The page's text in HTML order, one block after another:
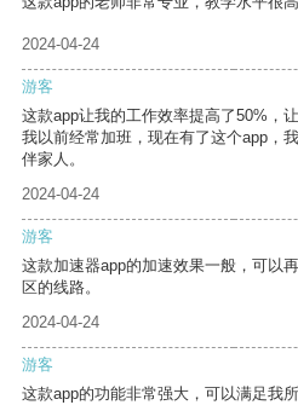
2024-04-24
游客
这款app让我的工作效率提高了50%，
我以前经常加班，现在有了这个app，
伴家人。
2024-04-24
游客
这款加速器app的加速效果一般，可以
区的线路。
2024-04-24
游客
这款app的功能非常强大，可以满足我